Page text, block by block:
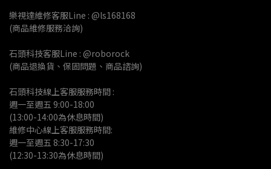
樂視達維修客服Line : @ls168168
(商品維修服務洽詢)
石頭科技客服Line : @roborock
(商品退換貨、保固問題、商品諮詢)
石頭科技線上客服服務時間 :
週一至週五 9:00-18:00
(13:00-14:00為休息時間)
維修中心線上客服服務時間:
週一至週五 8:30-17:30
(12:30-13:30為休息時間)